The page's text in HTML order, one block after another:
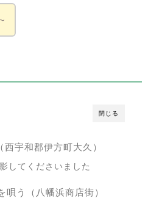
閉じる
宇和郡伊方町大久）
してくださいました
唄う（八幡浜商店街）